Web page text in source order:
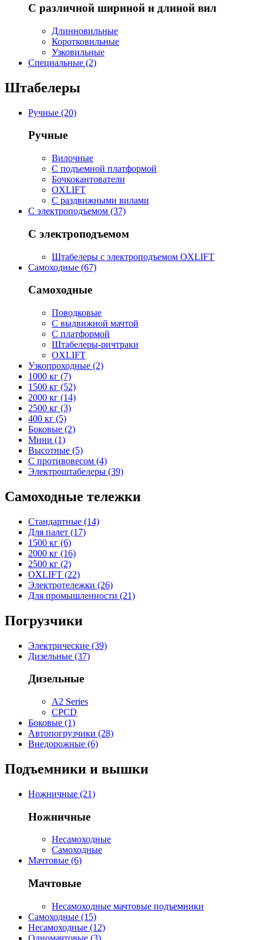
С различной шириной и длиной вил
Длинновильные
Коротковильные
Узковильные
Cпециальные (2)
Штабелеры
Ручные (20)
Ручные
Вилочные
С подъемной платформой
Бочкокантователи
OXLIFT
С раздвижными вилами
С электроподъемом (37)
С электроподъемом
Штабелеры с электроподъемом OXLIFT
Самоходные (67)
Самоходные
Поводковые
С выдвижной мачтой
С платформой
Штабелеры-ричтраки
OXLIFT
Узкопроходные (2)
1000 кг (7)
1500 кг (52)
2000 кг (14)
2500 кг (3)
400 кг (5)
Боковые (2)
Мини (1)
Высотные (5)
С противовесом (4)
Электроштабелеры (39)
Самоходные тележки
Стандартные (14)
Для палет (17)
1500 кг (6)
2000 кг (16)
2500 кг (2)
OXLIFT (22)
Электротележки (26)
Для промышленности (21)
Погрузчики
Электрические (39)
Дизельные (37)
Дизельные
A2 Series
CPCD
Боковые (1)
Автопогрузчики (28)
Внедорожные (6)
Подъемники и вышки
Ножничные (21)
Ножничные
Несамоходные
Самоходные
Мачтовые (6)
Мачтовые
Несамоходные мачтовые подъемники
Самоходные (15)
Несамоходные (12)
Одномачтовые (3)